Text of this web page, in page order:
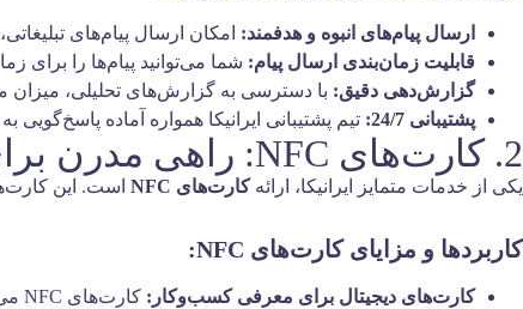
ارسال پیام‌های انبوه و هدفمند: امکان ارسال پیام‌های
قابلیت زمان‌بندی ارسال پیام: شما می‌توانید پیام‌ها را برای
گزارش‌دهی دقیق: با دسترسی به گزارش‌های تحلیلی، میزان
پشتیبانی 24/7:
تیم پشتیبانی ایرانیکا همواره آماده
2. کارت‌های NFC: راهی مدرن برای انتقال اطلاعات و تعامل با مشتریان
یکی از خدمات متمایز ایرانیکا، ارائهکارت‌های NFC است. این
کاربردها و مزایای کارت‌های NFC:
کارت‌های دیجیتال برای معرفی کسب‌وکار: کارت‌های NFC می‌توانند جایگزین کارت‌های ویزیت سنتی شوند و اطلاعات کسب‌وکار شما را به‌صورت دیجیتالی انتقال دهند.